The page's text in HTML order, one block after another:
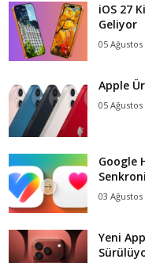
iOS 27
Geliyor
05 Ağustos
Apple
05 Ağustos
Google
03 Ağustos
Yeni